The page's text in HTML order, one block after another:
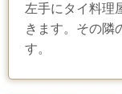
左手にタイ料理
きます。その隣
す。